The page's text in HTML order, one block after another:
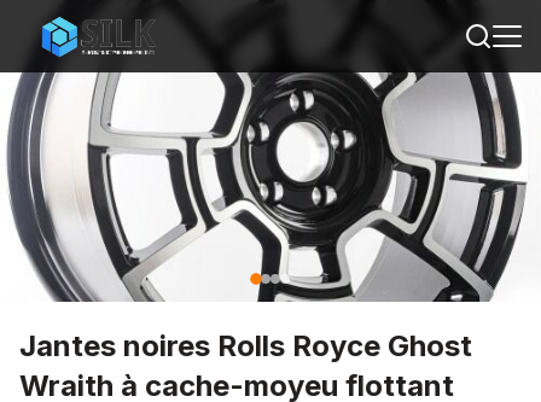
Jantes noires Rolls Royce Ghost
Wraith à cache-moyeu flottant